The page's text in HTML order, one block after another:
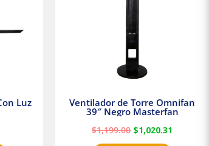
Luz Ventilador de Torre Omnifan
39″ Negro Masterfan
$1,199.00 $1,020.31